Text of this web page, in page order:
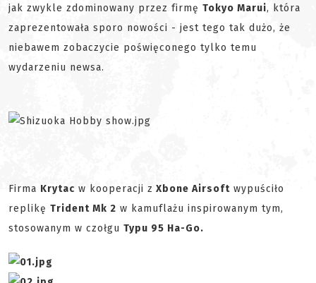
jak zwykle zdominowany przez firmę Tokyo Marui, która
zaprezentowała sporo nowości - jest tego tak dużo, że
niebawem zobaczycie poświęconego tylko temu
wydarzeniu newsa.
Firma Krytac w kooperacji z Xbone Airsoft wypuściło
replikę Trident Mk 2 w kamuflażu inspirowanym tym,
stosowanym w czołgu Typu 95 Ha-Go.